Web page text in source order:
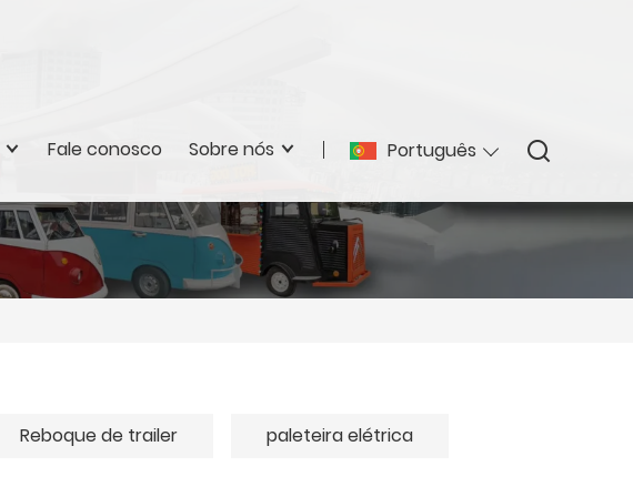
Português
Fale conosco Sobre nós
Reboque de trailer paleteira elétrica